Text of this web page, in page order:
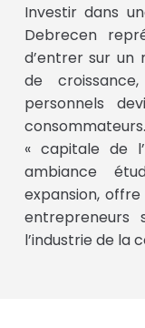
Investir dans
Debrecen
d’entrer sur
de
personnels
« capitale de
ambiance
expansion,
entrepreneurs
l’industrie de la